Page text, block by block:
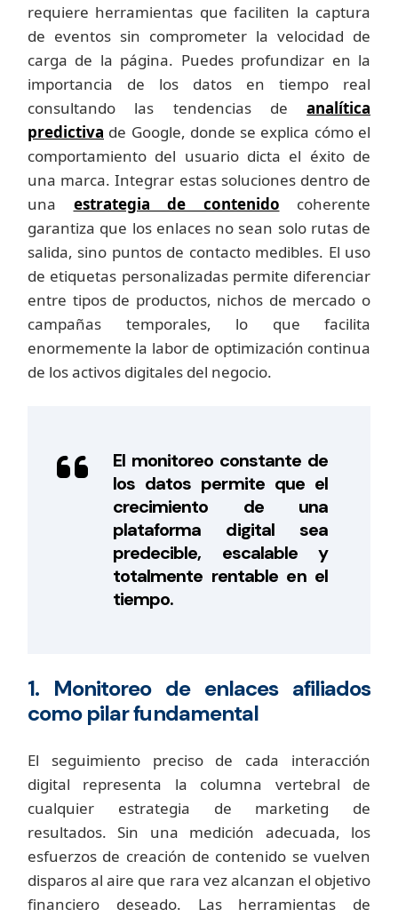
requiere herramientas que faciliten la captura
de eventos sin comprometer la velocidad de
carga de la página. Puedes profundizar en la
importancia de los datos en tiempo real
consultando las tendencias de analítica
predictiva de Google, donde se explica cómo el
comportamiento del usuario dicta el éxito de
una marca. Integrar estas soluciones dentro de
una estrategia de contenido coherente
garantiza que los enlaces no sean solo rutas de
salida, sino puntos de contacto medibles. El uso
de etiquetas personalizadas permite diferenciar
entre tipos de productos, nichos de mercado o
campañas temporales, lo que facilita
enormemente la labor de optimización continua
de los activos digitales del negocio.
El monitoreo constante de
los datos permite que el
crecimiento de una
plataforma digital sea
predecible, escalable y
totalmente rentable en el
tiempo.
1. Monitoreo de enlaces afiliados
como pilar fundamental
El seguimiento preciso de cada interacción
digital representa la columna vertebral de
cualquier estrategia de marketing de
resultados. Sin una medición adecuada, los
esfuerzos de creación de contenido se vuelven
disparos al aire que rara vez alcanzan el objetivo
financiero deseado. Las herramientas de